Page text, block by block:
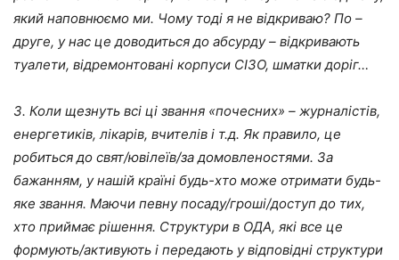
який наповнюємо ми. Чому тоді я не відкриваю? По –
друге, у нас це доводиться до абсурду – відкривають
туалети, відремонтовані корпуси СІЗО, шматки доріг…
3. Коли щезнуть всі ці звання «почесних» – журналістів,
енергетиків, лікарів, вчителів і т.д. Як правило, це
робиться до свят/ювілеїв/за домовленостями. За
бажанням, у нашій країні будь-хто може отримати будь-
яке звання. Маючи певну посаду/гроші/доступ до тих,
хто приймає рішення. Структури в ОДА, які все це
формують/активують і передають у відповідні структури